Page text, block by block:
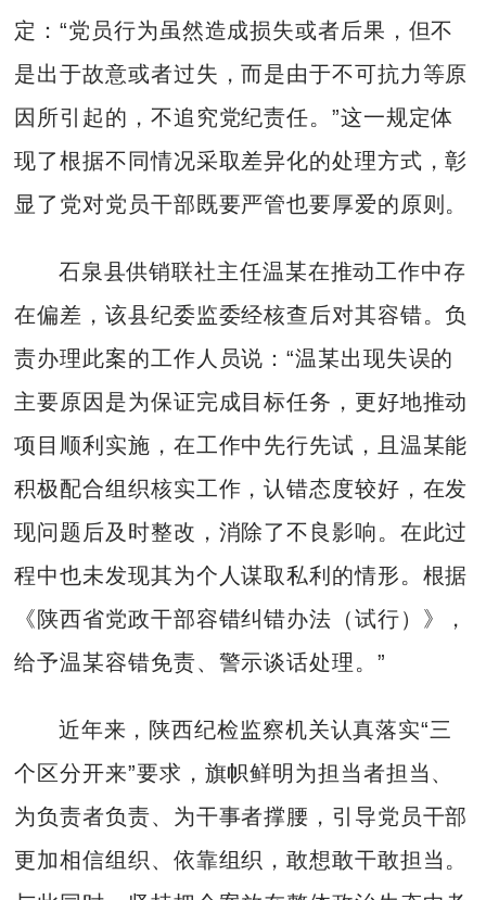
定：“党员行为虽然造成损失或者后果，但不
是出于故意或者过失，而是由于不可抗力等原
因所引起的，不追究党纪责任。”这一规定体
现了根据不同情况采取差异化的处理方式，彰
显了党对党员干部既要严管也要厚爱的原则。
石泉县供销联社主任温某在推动工作中存
在偏差，该县纪委监委经核查后对其容错。负
责办理此案的工作人员说：“温某出现失误的
主要原因是为保证完成目标任务，更好地推动
项目顺利实施，在工作中先行先试，且温某能
积极配合组织核实工作，认错态度较好，在发
现问题后及时整改，消除了不良影响。在此过
程中也未发现其为个人谋取私利的情形。根据
《陕西省党政干部容错纠错办法（试行）》，
给予温某容错免责、警示谈话处理。”
近年来，陕西纪检监察机关认真落实“三
个区分开来”要求，旗帜鲜明为担当者担当、
为负责者负责、为干事者撑腰，引导党员干部
更加相信组织、依靠组织，敢想敢干敢担当。